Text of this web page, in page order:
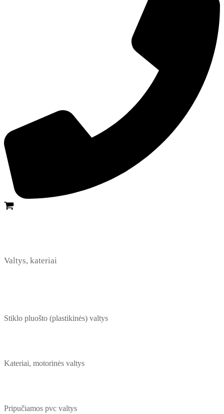
Valtys, kateriai
Stiklo pluošto (plastikinės) valtys
Kateriai, motorinės valtys
Pripučiamos pvc valtys